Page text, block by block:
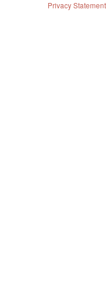
Privacy Statement